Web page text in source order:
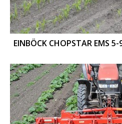
EINBÖCK CHOPSTAR EMS